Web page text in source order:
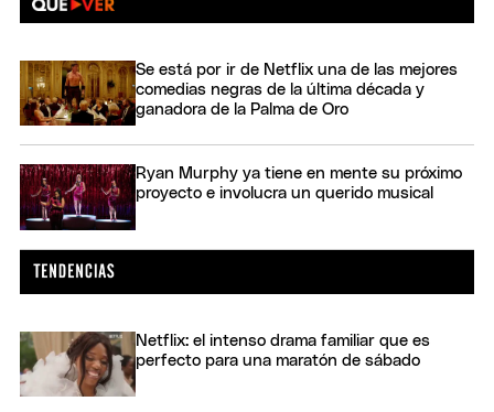
Se está por ir de Netflix una de las mejores
comedias negras de la última década y
ganadora de la Palma de Oro
Ryan Murphy ya tiene en mente su próximo
proyecto e involucra un querido musical
Netflix: el intenso drama familiar que es
perfecto para una maratón de sábado